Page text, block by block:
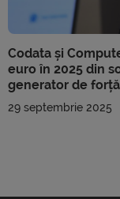
Codata și
euro în 2025 din
generator de
29 septembrie 2025